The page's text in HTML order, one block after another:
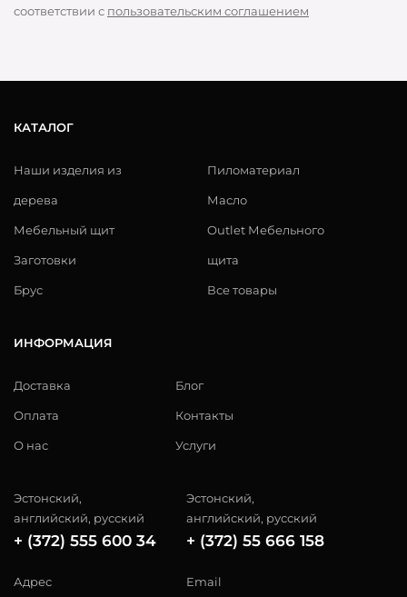
соответствии с пользовательским соглашением
КАТАЛОГ
Наши изделия из
дерева
Мебельный щит
Заготовки
Брус
Пиломатериал
Масло
Outlet Мебельного
щита
Все товары
ИНФОРМАЦИЯ
Доставка
Оплата
О нас
Блог
Контакты
Услуги
Эстонский,
английский, русский
+ (372) 555 600 34
Эстонский,
английский, русский
+ (372) 55 666 158
Адрес
Email